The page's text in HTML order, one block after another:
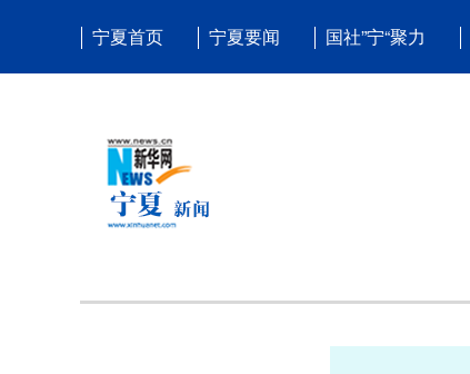
宁夏首页 宁夏要闻 国社”宁“聚力